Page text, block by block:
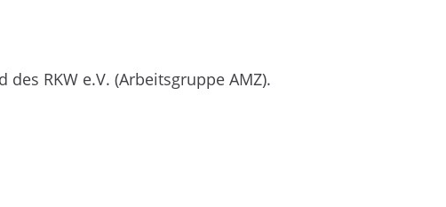
RKW e.V. (Arbeitsgruppe AMZ).